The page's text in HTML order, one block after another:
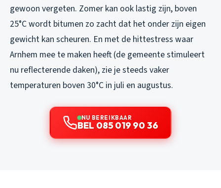
gewoon vergeten. Zomer kan ook lastig zijn, boven
25°C wordt bitumen zo zacht dat het onder zijn eigen
gewicht kan scheuren. En met de hittestress waar
Arnhem mee te maken heeft (de gemeente stimuleert
nu reflecterende daken), zie je steeds vaker
temperaturen boven 30°C in juli en augustus.
NU BEREIKBAAR
BEL 085 019 90 36